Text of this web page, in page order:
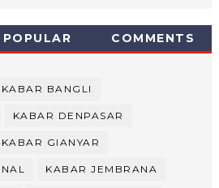
POPULAR COMMENTS
KABAR BANGLI
KABAR DENPASAR
KABAR GIANYAR
KABAR JEMBRANA